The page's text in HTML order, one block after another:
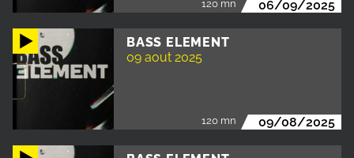
120 mn 06/09/2025
BASS ELEMENT
09 aout 2025
120 mn 09/08/2025